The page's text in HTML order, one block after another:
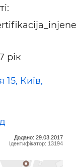
рік
Київ,
Додано: 29.03.2017
Ідентифікатор: 13194